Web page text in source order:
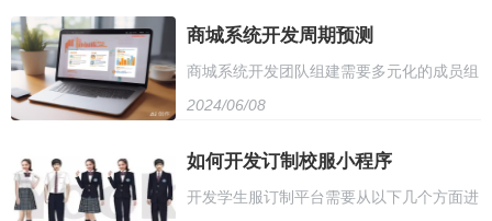
试过程中需要使用负载测试、压力测试、基
准测试等工具和方法，通过数据分析和性能
动，提高用户忠诚度。系统可以记录用户的
消费记录，并根据消费金额和频率分配积
可以用于兑换礼品或优惠券，进一步刺激用
户的购买欲望。商城系统积分系统可以提高
商城系统开发周期预测
商城系统开发团队组建需要多元化的成员组
合，包括前端开发、后端开发、数据库管
理、UI设计等。团队成员应具备扎实的技术
基础，同时也需具备良好的团队协作精神和
2024/06/08
如何开发订制校服小程序
开发学生服订制平台需要从以下几个方面进